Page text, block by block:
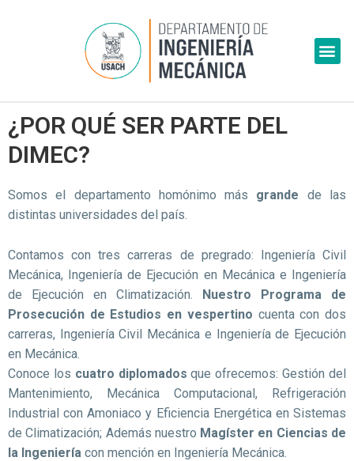
¿POR QUÉ SER PARTE DEL
DIMEC?
Somos el departamento homónimo más grande de las
distintas universidades del país.
Contamos con tres carreras de pregrado: Ingeniería Civil
Mecánica, Ingeniería de Ejecución en Mecánica e Ingeniería
de Ejecución en Climatización. Nuestro Programa de
Prosecución de Estudios en vespertino cuenta con dos
carreras, Ingeniería Civil Mecánica e Ingeniería de Ejecución
en Mecánica.
Conoce los cuatro diplomados que ofrecemos: Gestión del
Mantenimiento, Mecánica Computacional, Refrigeración
Industrial con Amoniaco y Eficiencia Energética en Sistemas
de Climatización; Además nuestro Magíster en Ciencias de
la Ingeniería con mención en Ingeniería Mecánica.